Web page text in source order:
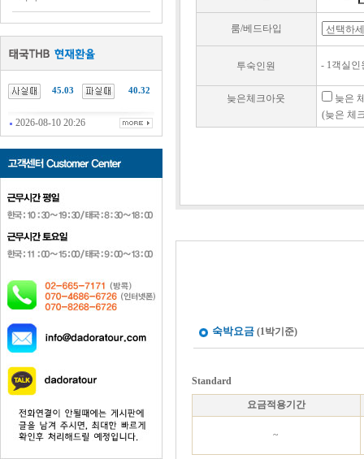
45.03 40.32
2026-08-10 20:26
룸/베드타입
투숙인원 - 1객실인
늦은체크아웃
늦은
(늦은 체
숙박요금 (1박기준)
Standard
요금적용기간
~